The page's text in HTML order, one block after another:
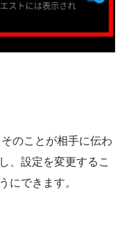
のことが相手に伝わ
、設定を変更するこ
にできます。